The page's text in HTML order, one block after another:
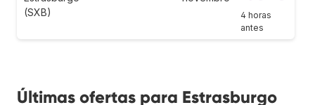
(SXB)
4 horas
antes
Últimas ofertas para Estrasburgo